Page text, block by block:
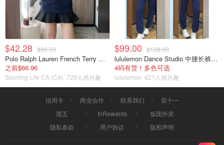
$42.28 $89.50
Polo Ralph Lauren French Terry 女童连帽卫衣 7-16码
之前$66.96
Sporting Life CA (CA) 729人感兴趣
$99.00 $128.00
lululemon Dance Studio 中腰长裤 女装常规款
4码有货！多色可选
lululemon 621人感兴趣
信用卡 商业合作 联系我们
双十一
黑五
InRewards
饭团外卖
隐私条款
用户协议 版权声明